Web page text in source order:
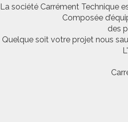
La société Carrément Technique
Composée
des
Quelque soit votre projet nous